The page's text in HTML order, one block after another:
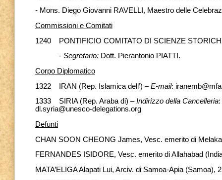
- Mons. Diego Giovanni RAVELLI, Maestro delle
Commissioni e Comitati
1240 PONTIFICIO COMITATO DI SCIENZE
- Segretario: Dott. Pierantonio PIATTI.
Corpo Diplomatico
1322 IRAN (Rep. Islamica dell’) –E-mail:
1333 SIRIA (Rep. Araba di) –Indirizzo della Cancelleria
dl.syria@unesco-delegations.org
Defunti
CHAN SOON CHEONG James, Vesc. emerito di
FERNANDES ISIDORE, Vesc. emerito di Allahabad
MATA’ELIGA Alapati Lui, Arciv. di Samoa-Apia (Samoa),